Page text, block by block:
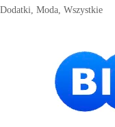
Dodatki Moda Wszystkie